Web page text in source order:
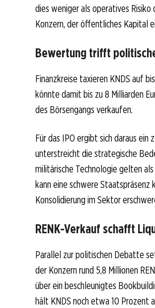
dies weniger als operatives
Konzern, der öffentliches Kapital
Bewertung trifft
Finanzkreise taxieren KNDS auf
könnte damit bis zu 8 Milliarden
des Börsengangs verkaufen.
Für das IPO ergibt sich daraus
unterstreicht die strategische
militärische Technologie gelten
kann eine schwere
Konsolidierung im Sektor
RENK-Verkauf schafft
Parallel zur politischen Debatte
der Konzern rund 5,8 Millionen
über ein beschleunigtes
hält KNDS noch etwa 10 Prozent